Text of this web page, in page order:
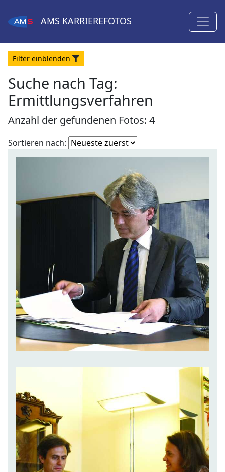
AMS KARRIEREFOTOS
Filter einblenden
Suche nach Tag:
Ermittlungsverfahren
Anzahl der gefundenen Fotos: 4
Sortieren nach: